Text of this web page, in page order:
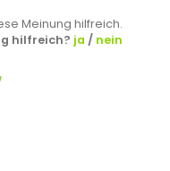
Meinung hilfreich.
hilfreich? ja / nein